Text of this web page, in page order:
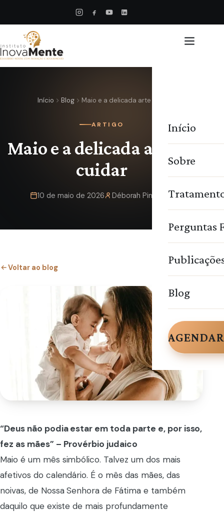
Início
Sobre
Perguntas
Blog
Início Blog Maio e a delicada arte de…
ARTIGO
Maio e a delicada arte de
cuidar
10 de maio de 2026 Déborah Pimentel
Voltar ao blog
“Deus não podia estar em toda parte e, por isso,
fez as mães” – Provérbio judaico
Maio é um mês simbólico. Talvez um dos mais
afetivos do calendário. É o mês das mães, das
noivas, de Nossa Senhora de Fátima e também
daquilo que existe de mais profundamente